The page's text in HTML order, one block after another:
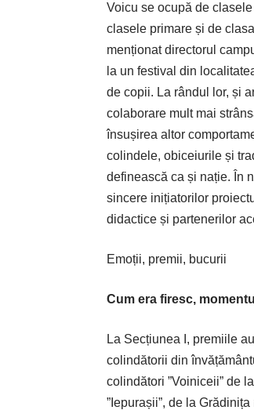
Voicu se ocupă de
clasele primare și de
menționat directorul
la un festival din
de copii. La rândul lor, și
colaborare mult mai
însușirea altor
colindele, obiceiurile și
definească ca și nație. În
sincere inițiatorilor
didactice și partenerilor
Emoții, premii, bucurii
Cum era firesc,
La Secțiunea I, premiile
colindătorii din
colindători ”Voiniceii” de
”Iepurașii”, de la